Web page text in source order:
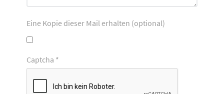
Eine Kopie dieser Mail erhalten (optional)
Captcha *